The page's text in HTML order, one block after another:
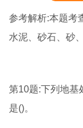
参考解析:本题考
水泥、砂石、砂
第10题:下列地基
是()。